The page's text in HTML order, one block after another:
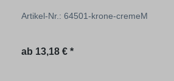
Artikel-Nr.: 64501-krone-cremeM
Regulärer Preis:
ab 13,18 € *